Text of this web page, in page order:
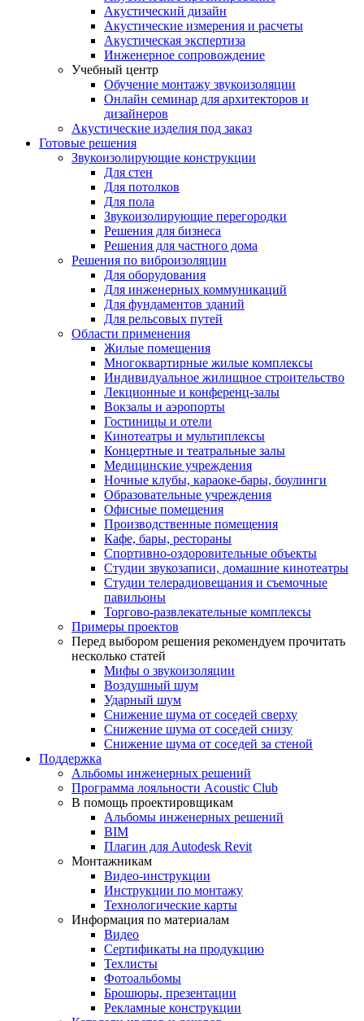
Акустический дизайн
Акустические измерения и расчеты
Акустическая экспертиза
Инженерное сопровождение
Учебный центр
Обучение монтажу звукоизоляции
Онлайн семинар для архитекторов и
дизайнеров
Акустические изделия под заказ
Готовые решения
Звукоизолирующие конструкции
Для стен
Для потолков
Для пола
Звукоизолирующие перегородки
Решения для бизнеса
Решения для частного дома
Решения по виброизоляции
Для оборудования
Для инженерных коммуникаций
Для фундаментов зданий
Для рельсовых путей
Области применения
Жилые помещения
Многоквартирные жилые комплексы
Индивидуальное жилищное строительство
Лекционные и конференц-залы
Вокзалы и аэропорты
Гостиницы и отели
Кинотеатры и мультиплексы
Концертные и театральные залы
Медицинские учреждения
Ночные клубы, караоке-бары, боулинги
Образовательные учреждения
Офисные помещения
Производственные помещения
Кафе, бары, рестораны
Спортивно-оздоровительные объекты
Студии звукозаписи, домашние кинотеатры
Студии телерадиовещания и съемочные
павильоны
Торгово-развлекательные комплексы
Примеры проектов
Перед выбором решения рекомендуем прочитать
несколько статей
Мифы о звукоизоляции
Воздушный шум
Ударный шум
Снижение шума от соседей сверху
Снижение шума от соседей снизу
Снижение шума от соседей за стеной
Поддержка
Альбомы инженерных решений
Программа лояльности Acoustic Club
В помощь проектировщикам
Альбомы инженерных решений
BIM
Плагин для Autodesk Revit
Монтажникам
Видео-инструкции
Инструкции по монтажу
Технологические карты
Информация по материалам
Видео
Сертификаты на продукцию
Техлисты
Фотоальбомы
Брошюры, презентации
Рекламные конструкции